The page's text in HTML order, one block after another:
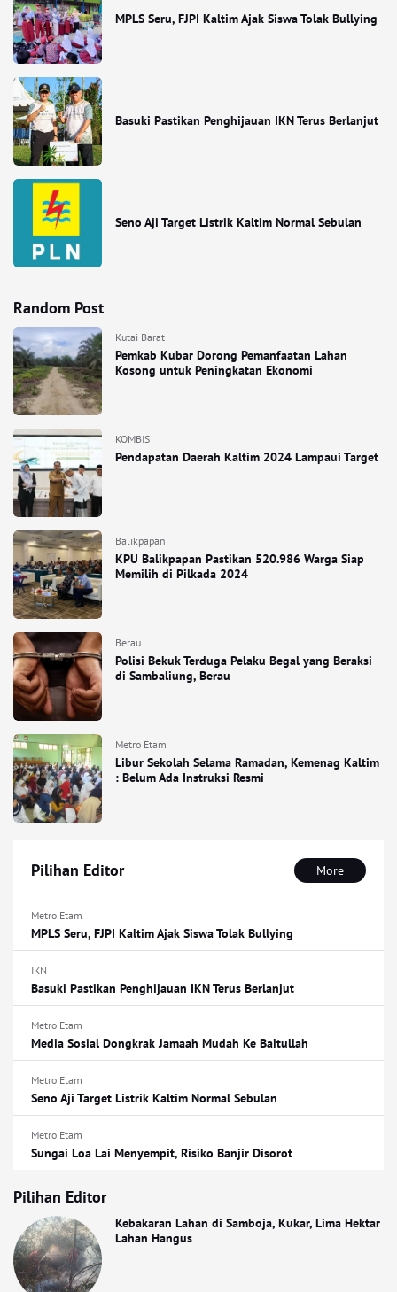
MPLS Seru, FJPI Kaltim Ajak Siswa Tolak Bullying
Basuki Pastikan Penghijauan IKN Terus Berlanjut
Seno Aji Target Listrik Kaltim Normal Sebulan
Random Post
Kutai Barat
Pemkab Kubar Dorong Pemanfaatan Lahan
Kosong untuk Peningkatan Ekonomi
KOMBIS
Pendapatan Daerah Kaltim 2024 Lampaui Target
Balikpapan
KPU Balikpapan Pastikan 520.986 Warga Siap
Memilih di Pilkada 2024
Berau
Polisi Bekuk Terduga Pelaku Begal yang Beraksi
di Sambaliung, Berau
Metro Etam
Libur Sekolah Selama Ramadan, Kemenag Kaltim
: Belum Ada Instruksi Resmi
Pilihan Editor More
Metro Etam
MPLS Seru, FJPI Kaltim Ajak Siswa Tolak Bullying
IKN
Basuki Pastikan Penghijauan IKN Terus Berlanjut
Metro Etam
Media Sosial Dongkrak Jamaah Mudah Ke Baitullah
Metro Etam
Seno Aji Target Listrik Kaltim Normal Sebulan
Metro Etam
Sungai Loa Lai Menyempit, Risiko Banjir Disorot
Pilihan Editor
Kebakaran Lahan di Samboja, Kukar, Lima Hektar
Lahan Hangus